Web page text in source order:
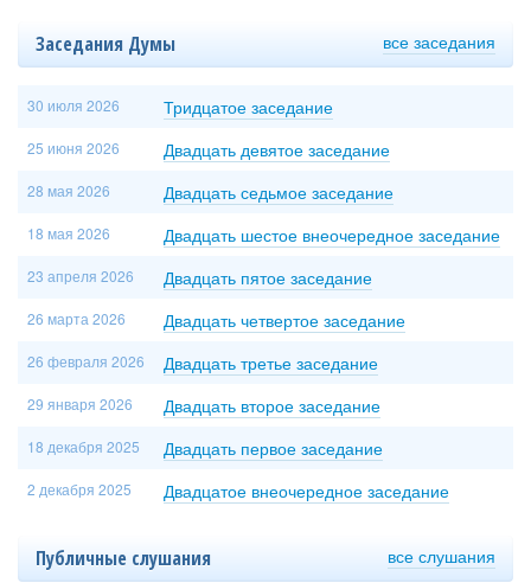
Заседания Думы все заседания
30 июля 2026 Тридцатое заседание
25 июня 2026 Двадцать девятое заседание
28 мая 2026 Двадцать седьмое заседание
18 мая 2026 Двадцать шестое внеочередное заседание
23 апреля 2026 Двадцать пятое заседание
26 марта 2026 Двадцать четвертое заседание
26 февраля 2026 Двадцать третье заседание
29 января 2026 Двадцать второе заседание
18 декабря 2025 Двадцать первое заседание
2 декабря 2025 Двадцатое внеочередное заседание
Публичные слушания все слушания